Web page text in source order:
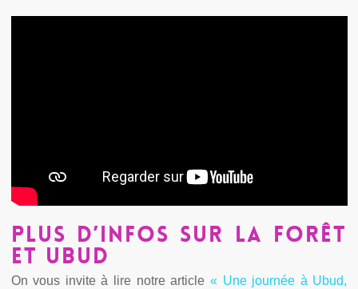
PLUS D’INFOS SUR LA FORÊT
ET UBUD
On vous invite à lire notre article « Une journée à Ubud,